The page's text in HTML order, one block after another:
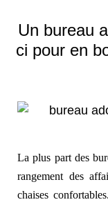
Un bureau
ci pour en
La plus part des
rangement des
chaises